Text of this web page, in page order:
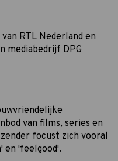
RTL Nederland en
mediabedrijf DPG
van films, series en
focust zich vooral
en 'feelgood'.